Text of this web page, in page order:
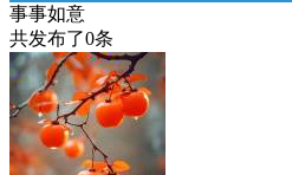
事事如意
共发布了0条